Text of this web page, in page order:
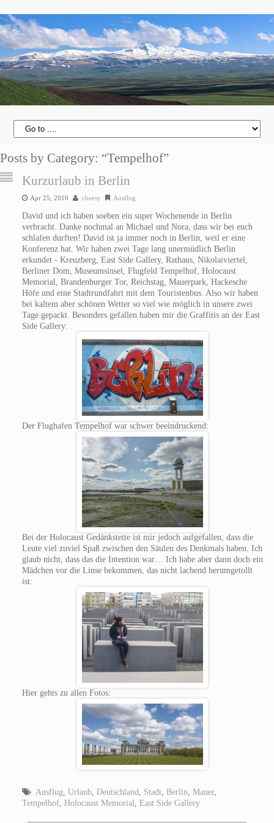
Posts by Category: “Tempelhof”
Kurzurlaub in Berlin
Apr 25, 2016 cheesy Ausflug
David und ich haben soeben ein super Wochenende in Berlin
verbracht. Danke nochmal an Michael und Nora, dass wir bei euch
schlafen durften! David ist ja immer noch in Berlin, weil er eine
Konferenz hat. Wir haben zwei Tage lang unermüdlich Berlin
erkundet - Kreuzberg, East Side Gallery, Rathaus, Nikolaiviertel,
Berliner Dom, Museumsinsel, Flugfeld Tempelhof, Holocaust
Memorial, Brandenburger Tor, Reichstag, Mauerpark, Hackesche
Höfe und eine Stadtrundfahrt mit dem Touristenbus. Also wir haben
bei kaltem aber schönen Wetter so viel wie möglich in unsere zwei
Tage gepackt. Besonders gefallen haben mir die Graffitis an der East
Side Gallery:
Der Flughafen Tempelhof war schwer beeindruckend:
Bei der Holocaust Gedänkstette ist mir jedoch aufgefallen, dass die
Leute viel zuviel Spaß zwischen den Säulen des Denkmals haben. Ich
glaub nicht, dass das die Intention war… Ich habe aber dann doch ein
Mädchen vor die Linse bekommen, das nicht lachend herumgetollt
ist:
Hier gehts zu allen Fotos:
Ausflug, Urlaub, Deutschland, Stadt, Berlin, Mauer,
Tempelhof, Holocaust Memorial, East Side Gallery